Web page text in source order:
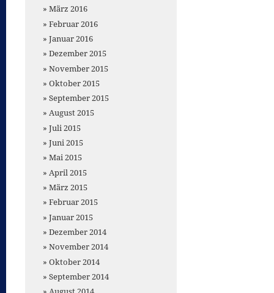
März 2016
Februar 2016
Januar 2016
Dezember 2015
November 2015
Oktober 2015
September 2015
August 2015
Juli 2015
Juni 2015
Mai 2015
April 2015
März 2015
Februar 2015
Januar 2015
Dezember 2014
November 2014
Oktober 2014
September 2014